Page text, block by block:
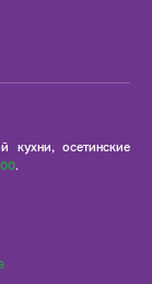
кухни, осетинские
.